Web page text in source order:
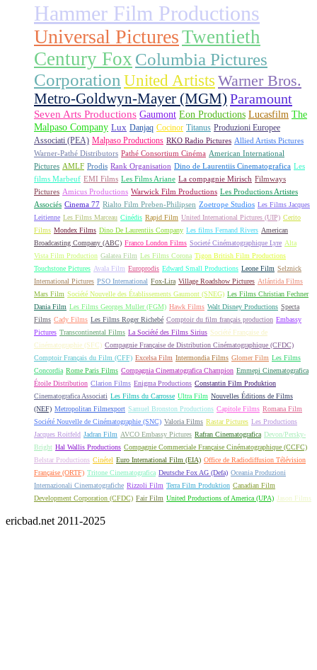
Hammer Film Productions
Universal PicturesTwentieth
Century Fox Columbia Pictures
Corporation United Artists Warner Bros.
Metro-Goldwyn-Mayer (MGM) Paramount
Seven Arts Productions Gaumont Eon Productions Lucasfilm The
Malpaso Company Lux Danjaq Cocinor Titanus Produzioni Europee
Associati (PEA) Malpaso Productions RKO Radio Pictures Allied Artists Pictures
Warner-Pathé Distributors Pathé Consortium Cinéma American International
Pictures AMLF Prodis Rank Organisation Dino de Laurentiis Cinematografica Les
films Marbeuf EMI Films Les Films Ariane La compagnie Mirisch Filmways
Pictures Amicus Productions Warwick Film Productions Les Productions Artistes
Associés Cinema 77 Rialto Film Preben-Philipsen Zoetrope Studios Les Films Jacques
Leitienne Les Films Marceau Cinédis Rapid Film United International Pictures (UIP) Cerito
Films Mondex Films Dino De Laurentiis Company Les films Fernand Rivers American
Broadcasting Company (ABC) Franco London Films Societé Cinématographique Lyre Alta
Vista Film Production Galatea Film Les Films Corona Tigon British Film Productions
Touchstone Pictures Avala Film Europrodis Edward Small Productions Leone Film Selznick
International Pictures PSO International Fox-Lira Village Roadshow Pictures Atlántida Films
Mars Film Société Nouvelle des Établissements Gaumont (SNEG) Les Films Christian Fechner
Dania Film Les Films Georges Muller (FGM) Hawk Films Walt Disney Productions Specta
Films Cady Films Les Films Roger Richebé Comptoir du film français production Embassy
Pictures Transcontinental Films La Société des Films Sirius Société Française de
Cinématographie (SFC) Compagnie Française de Distribution Cinématographique (CFDC)
Comptoir Français du Film (CFF) Excelsa Film Intermondia Films Glomer Film Les Films
Concordia Rome Paris Films Compagnia Cinematografica Champion Emmepi Cinematografica
Étoile Distribution Clarion Films Enigma Productions Constantin Film Produktion
Cinematografica Associati Les Films du Carrosse Ultra Film Nouvelles Éditions de Films
(NEF) Metropolitan Filmexport Samuel Bronston Productions Capitole Films Romana Film
Société Nouvelle de Cinématographie (SNC) Valoria Films Rastar Pictures Les Productions
Jacques Roitfeld Jadran Film AVCO Embassy Pictures Rafran Cinematografica Devon/Persky-
Bright Hal Wallis Productions Compagnie Commerciale Française Cinématographique (CCFC)
Belstar Productions Cinétel Euro International Film (EIA) Office de Radiodiffusion Télévision
Française (ORTF) Tritone Cinematografica Deutsche Fox AG (Defa) Oceania Produzioni
Internazionali Cinematografiche Rizzoli Film Terra Film Produktion Canadian Film
Development Corporation (CFDC) Fair Film United Productions of America (UPA) Jason Films
ericbad.net 2011-2025